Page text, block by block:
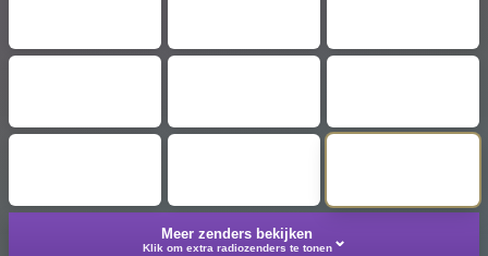
Meer zenders bekijken
Klik om extra radiozenders te tonen ⌄